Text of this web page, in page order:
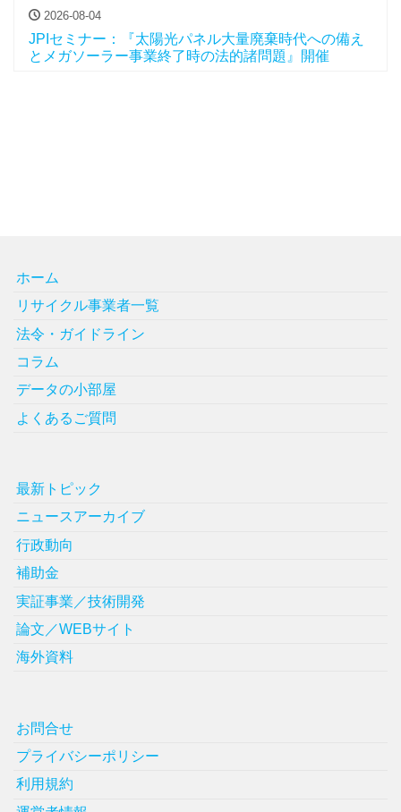
2026-08-04
JPIセミナー：『太陽光パネル大量廃棄時代への備え
とメガソーラー事業終了時の法的諸問題』開催
ホーム
リサイクル事業者一覧
法令・ガイドライン
コラム
データの小部屋
よくあるご質問
最新トピック
ニュースアーカイブ
行政動向
補助金
実証事業／技術開発
論文／WEBサイト
海外資料
お問合せ
プライバシーポリシー
利用規約